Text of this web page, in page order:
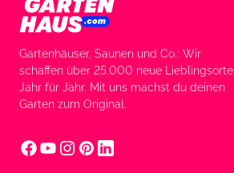
Gartenhäuser, Saunen und Co.: Wir
schaffen über 25.000 neue Lieblingsorte
Jahr für Jahr. Mit uns machst du deinen
Garten zum Original.